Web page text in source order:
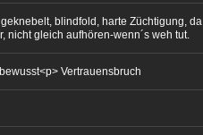
blindfold, harte Züchtigung, da
nicht gleich aufhören-wenn´s weh tut.
Vertrauensbruch